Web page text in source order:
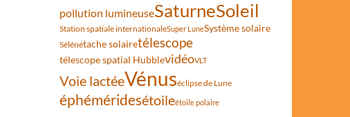
pollution lumineuseSaturneSoleil
Station spatiale internationaleSuper LuneSystème solaire
Sélénétache solairetélescope
télescope spatial HubblevidéoVLT
Voie lactéeVénuséclipse de Lune
éphéméridesétoileétoile polaire